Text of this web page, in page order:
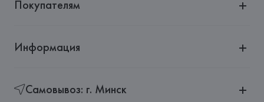
Покупателям
Информация
Самовывоз: г. Минск